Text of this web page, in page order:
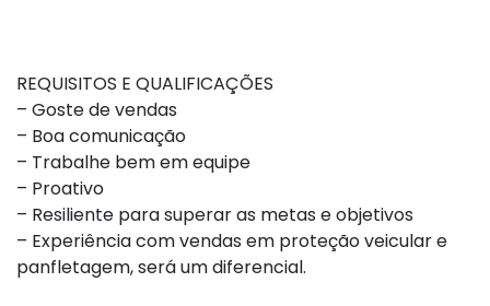
REQUISITOS E QUALIFICAÇÕES
– Goste de vendas
– Boa comunicação
– Trabalhe bem em equipe
– Proativo
– Resiliente para superar as metas e objetivos
– Experiência com vendas em proteção veicular e
panfletagem, será um diferencial.